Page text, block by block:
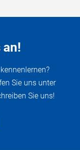
an!
Sie uns unter
Sie uns!